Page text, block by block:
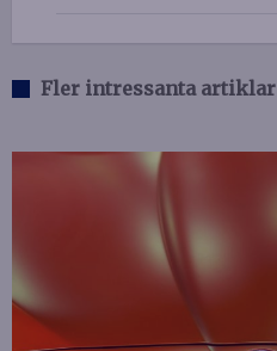
Fler intressanta artiklar